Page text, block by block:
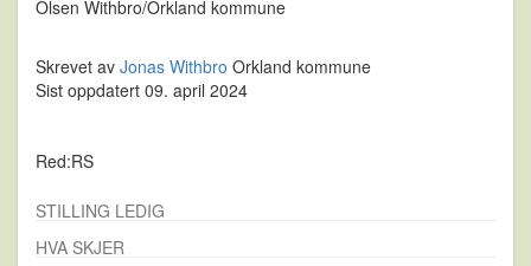
Olsen Withbro/Orkland kommune
Skrevet av Jonas Withbro Orkland kommune
Sist oppdatert 09. april 2024
Red:RS
STILLING LEDIG
HVA SKJER